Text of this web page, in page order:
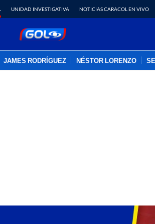
UNIDAD INVESTIGATIVA NOTICIAS CARACOL EN VIVO
JAMES RODRÍGUEZ NÉSTOR LORENZO